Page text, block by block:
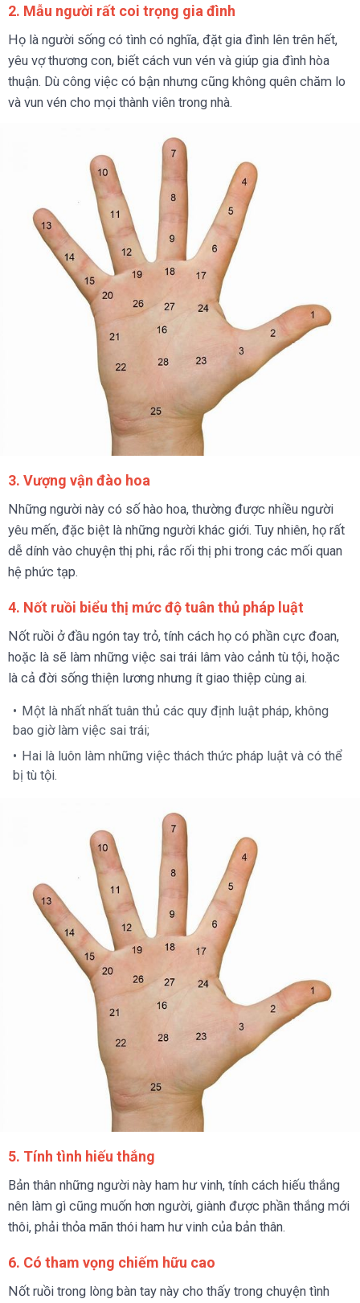
2. Mẫu người rất coi trọng gia đình
Họ là người sống có tình có nghĩa, đặt gia đình lên trên hết,
yêu vợ thương con, biết cách vun vén và giúp gia đình hòa
thuận. Dù công việc có bận nhưng cũng không quên chăm lo
và vun vén cho mọi thành viên trong nhà.
3. Vượng vận đào hoa
Những người này có số hào hoa, thường được nhiều người
yêu mến, đặc biệt là những người khác giới. Tuy nhiên, họ rất
dễ dính vào chuyện thị phi, rắc rối thị phi trong các mối quan
hệ phức tạp.
4. Nốt ruồi biểu thị mức độ tuân thủ pháp luật
Nốt ruồi ở đầu ngón tay trỏ, tính cách họ có phần cực đoan,
hoặc là sẽ làm những việc sai trái lâm vào cảnh tù tội, hoặc
là cả đời sống thiện lương nhưng ít giao thiệp cùng ai.
Một là nhất nhất tuân thủ các quy định luật pháp, không
bao giờ làm việc sai trái;
Hai là luôn làm những việc thách thức pháp luật và có thể
bị tù tội.
5. Tính tình hiếu thắng
Bản thân những người này ham hư vinh, tính cách hiếu thắng
nên làm gì cũng muốn hơn người, giành được phần thắng mới
thôi, phải thỏa mãn thói ham hư vinh của bản thân.
6. Có tham vọng chiếm hữu cao
Nốt ruồi trong lòng bàn tay này cho thấy trong chuyện tình